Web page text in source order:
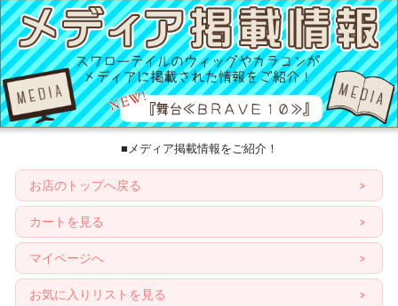
■メディア掲載情報をご紹介！
お店のトップへ戻る
カートを見る
マイページへ
お気に入りリストを見る